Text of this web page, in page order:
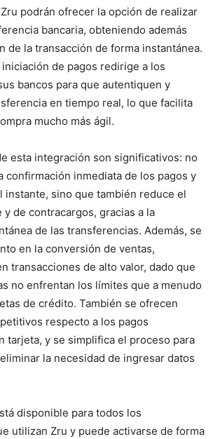
podrán ofrecer la opción de realizar
bancaria, obteniendo además
de la transacción de forma instantánea.
de pagos redirige a los
bancos para que autentiquen y
en tiempo real, lo que facilita
mucho más ágil.
esta integración son significativos: no
confirmación inmediata de los pagos y
instante, sino que también reduce el
de contracargos, gracias a la
de las transferencias. Además, se
en la conversión de ventas,
transacciones de alto valor, dado que
no enfrentan los límites que a menudo
de crédito. También se ofrecen
respecto a los pagos
tarjeta, y se simplifica el proceso para
la necesidad de ingresar datos
disponible para todos los
utilizan Zru y puede activarse de forma